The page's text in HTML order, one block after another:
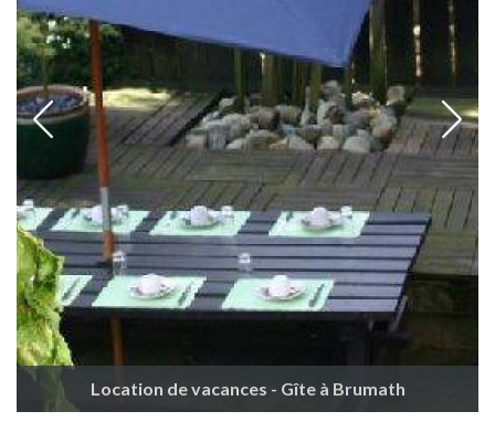
Location de vacances - Gîte à Brumath